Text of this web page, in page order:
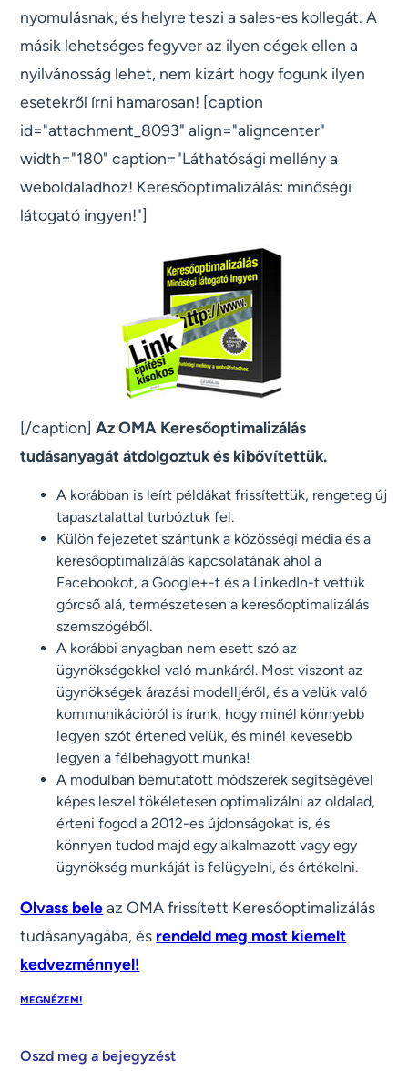
nyomulásnak, és helyre teszi a sales-es kollegát. A
másik lehetséges fegyver az ilyen cégek ellen a
nyilvánosság lehet, nem kizárt hogy fogunk ilyen
esetekről írni hamarosan! [caption
id="attachment_8093" align="aligncenter"
width="180" caption="Láthatósági mellény a
weboldaladhoz! Keresőoptimalizálás: minőségi
látogató ingyen!"]
[/caption]Az OMA Keresőoptimalizálás
tudásanyagát átdolgoztuk és kibővítettük.
A korábban is leírt példákat frissítettük, rengeteg új
tapasztalattal turbóztuk fel.
Külön fejezetet szántunk a közösségi média és a
keresőoptimalizálás kapcsolatának ahol a
Facebookot, a Google+-t és a LinkedIn-t vettük
górcső alá, természetesen a keresőoptimalizálás
szemszögéből.
A korábbi anyagban nem esett szó az
ügynökségekkel való munkáról. Most viszont az
ügynökségek árazási modelljéről, és a velük való
kommunikációról is írunk, hogy minél könnyebb
legyen szót értened velük, és minél kevesebb
legyen a félbehagyott munka!
A modulban bemutatott módszerek segítségével
képes leszel tökéletesen optimalizálni az oldalad,
érteni fogod a 2012-es újdonságokat is, és
könnyen tudod majd egy alkalmazott vagy egy
ügynökség munkáját is felügyelni, és értékelni.
Olvass beleaz OMA frissített Keresőoptimalizálás
tudásanyagába, és rendeld meg most kiemelt
kedvezménnyel!
MEGNÉZEM!
Oszd meg a bejegyzést